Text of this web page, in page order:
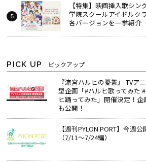
【特集】映画挿入歌シ
学院スクールアイドルク
各バージョンを一挙紹介
PICK UP ピックアップ
『涼宮ハルヒの憂鬱』 TVア
型企画「#ハルヒ歌ってみた
ヒ踊ってみた」開催決定！
も公開！
【週刊PYLON PORT】今週
（7/11～7/24編）